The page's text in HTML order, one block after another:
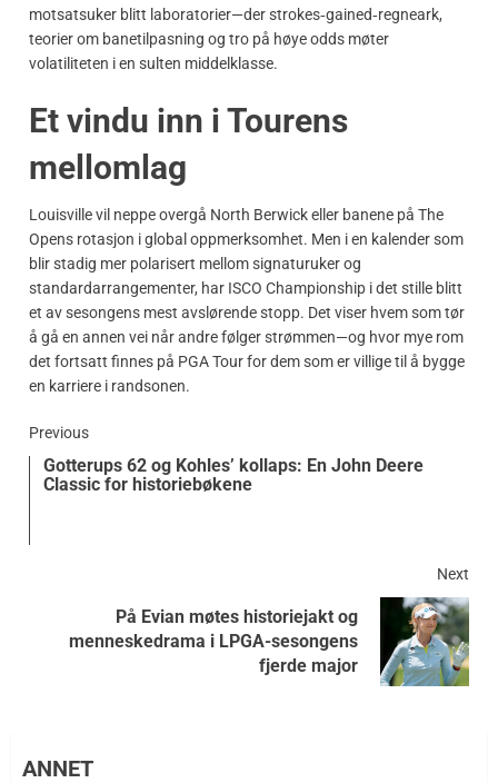
motsatsuker blitt laboratorier—der strokes‑gained‑regneark,
teorier om banetilpasning og tro på høye odds møter
volatiliteten i en sulten middelklasse.
Et vindu inn i Tourens
mellomlag
Louisville vil neppe overgå North Berwick eller banene på The
Opens rotasjon i global oppmerksomhet. Men i en kalender som
blir stadig mer polarisert mellom signaturuker og
standardarrangementer, har ISCO Championship i det stille blitt
et av sesongens mest avslørende stopp. Det viser hvem som tør
å gå en annen vei når andre følger strømmen—og hvor mye rom
det fortsatt finnes på PGA Tour for dem som er villige til å bygge
en karriere i randsonen.
Previous
Gotterups 62 og Kohles’ kollaps: En John Deere
Classic for historiebøkene
Next
På Evian møtes historiejakt og
menneskedrama i LPGA-sesongens
fjerde major
ANNET